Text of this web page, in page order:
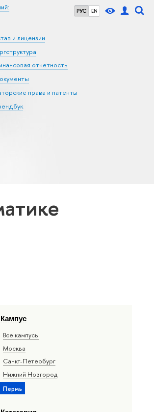
РУС EN
и лицензии
отчетность
права и патенты
Кампус
Все кампусы
Москва
Санкт-Петербург
Нижний Новгород
Пермь